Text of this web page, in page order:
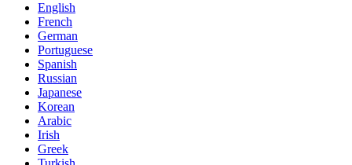
English
French
German
Portuguese
Spanish
Russian
Japanese
Korean
Arabic
Irish
Greek